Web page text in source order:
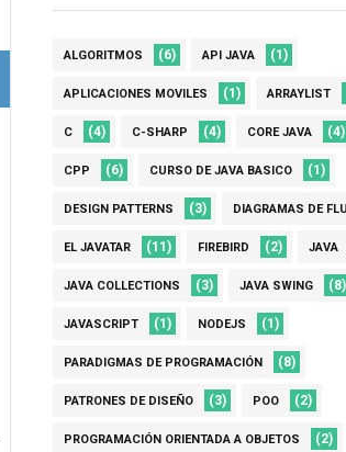
ALGORITMOS (6) API JAVA (1)
APLICACIONES MOVILES (1) ARRAYLIST
C (4) C-SHARP (4) CORE JAVA (4)
CPP (6) CURSO DE JAVA BASICO (1)
DESIGN PATTERNS (3) DIAGRAMAS DE
EL JAVATAR (11) FIREBIRD (2) JAVA
JAVA COLLECTIONS (3) JAVA SWING (8)
JAVASCRIPT (1) NODEJS (1)
PARADIGMAS DE PROGRAMACIÓN (8)
PATRONES DE DISEÑO (3) POO (2)
PROGRAMACIÓN ORIENTADA A OBJETOS (2)